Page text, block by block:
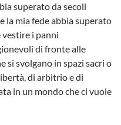
superato da secoli
la mia fede abbia superato
vestire i panni
di fronte alle
si svolgano in spazi sacri o
di arbitrio e di
in un mondo che ci vuole